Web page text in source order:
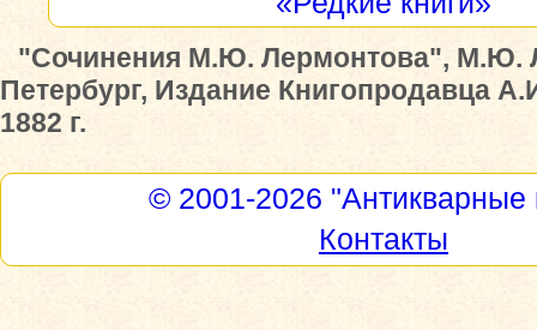
"Сочинения М.Ю. Лермонтова", М.Ю.
Петербург, Издание Книгопродавца
1882 г.
© 2001-2026 "Антикварные
Контакты